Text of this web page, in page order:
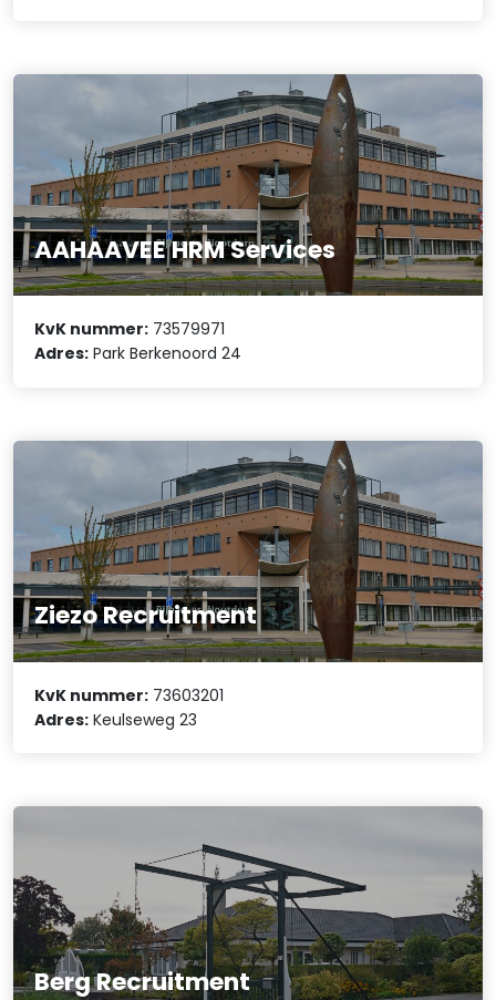
AAHAAVEE HRM Services
KvK nummer: 73579971
Adres: Park Berkenoord 24
Ziezo Recruitment
KvK nummer: 73603201
Adres: Keulseweg 23
Berg Recruitment